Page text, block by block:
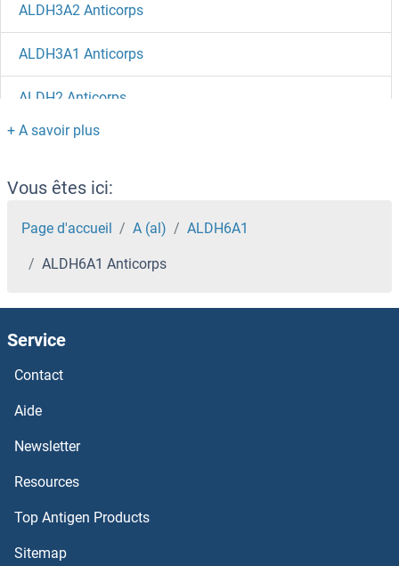
ALDH3A2 Anticorps
ALDH3A1 Anticorps
ALDH2 Anticorps
ALDH1L2 Anticorps
ALDH1L1 Anticorps
ALDH1B1 Anticorps
ALDH1A3 Anticorps
ALDH16A1 Anticorps
Aldehyde Dehydrogenase Anticorps
Vous êtes ici:
Page d'accueil A (al) ALDH6A1
ALDH6A1 Anticorps
Service
Contact
Aide
Newsletter
Resources
Top Antigen Products
Sitemap